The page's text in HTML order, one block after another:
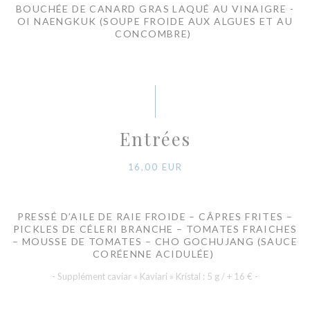
BOUCHÉE DE CANARD GRAS LAQUÉ AU VINAIGRE -
OI NAENGKUK (SOUPE FROIDE AUX ALGUES ET AU
CONCOMBRE)
Entrées
16,00 EUR
PRESSÉ D’AILE DE RAIE FROIDE – CÂPRES FRITES –
PICKLES DE CÉLERI BRANCHE – TOMATES FRAICHES
– MOUSSE DE TOMATES – CHO GOCHUJANG (SAUCE
CORÉENNE ACIDULÉE)
- Supplément caviar « Kaviari » Kristal : 5 g / + 16 € -